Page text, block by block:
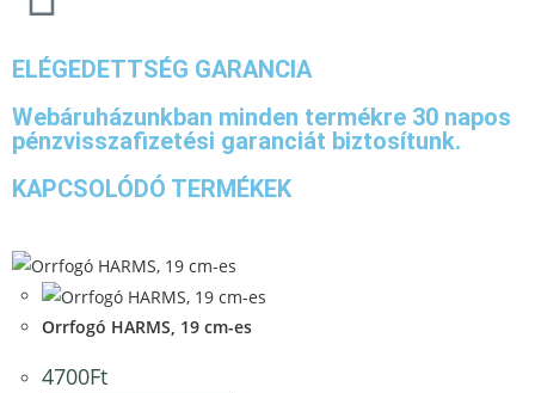
ELÉGEDETTSÉG GARANCIA
Webáruházunkban minden termékre 30 napos
pénzvisszafizetési garanciát biztosítunk.
KAPCSOLÓDÓ TERMÉKEK
Orrfogó HARMS, 19 cm-es
4700Ft